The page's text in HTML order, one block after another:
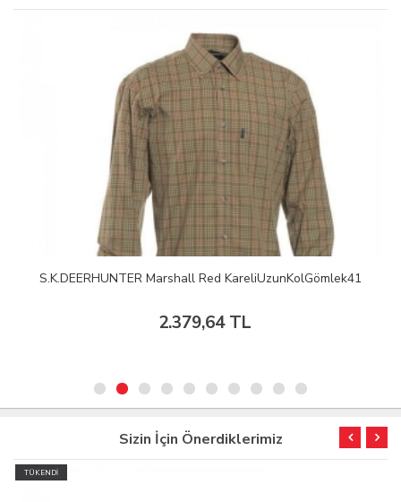
S.K.DEERHUNTER Marshall Red KareliUzunKolGömlek41
2.379,64 TL
Sizin İçin Önerdiklerimiz
TÜKENDİ